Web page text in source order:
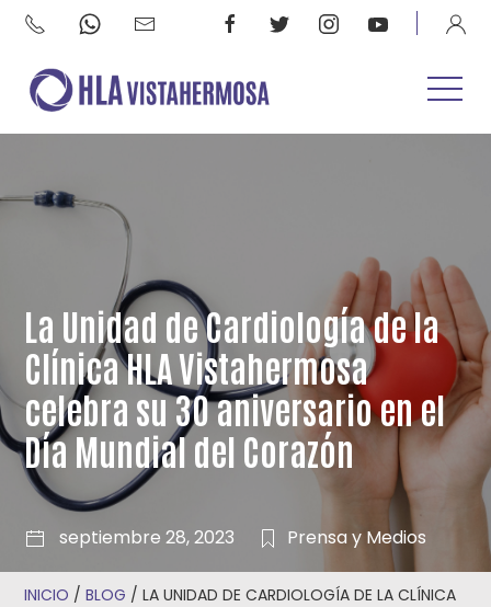
La Unidad de Cardiología de la
Clínica HLA Vistahermosa
celebra su 30 aniversario en el
Día Mundial del Corazón
septiembre 28, 2023 Prensa y Medios
INICIO /BLOG /LA UNIDAD DE CARDIOLOGÍA DE LA CLÍNICA